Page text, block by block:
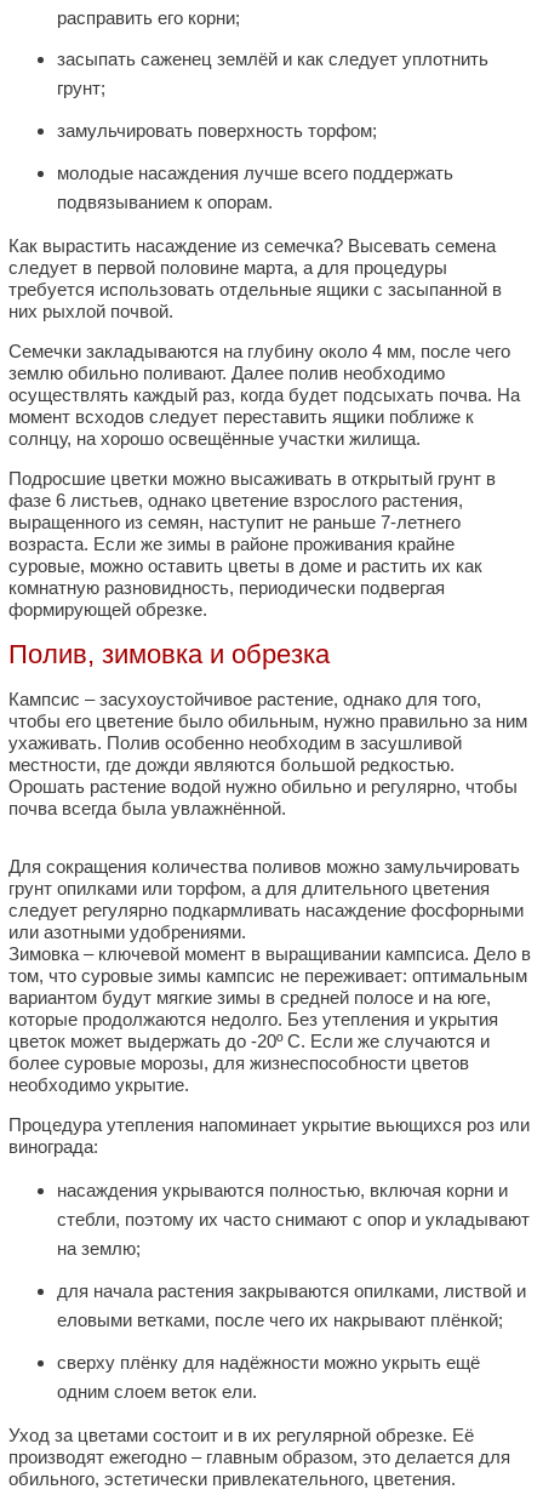
расправить его корни;
засыпать саженец землёй и как следует уплотнить
грунт;
замульчировать поверхность торфом;
молодые насаждения лучше всего поддержать
подвязыванием к опорам.
Как вырастить насаждение из семечка? Высевать семена
следует в первой половине марта, а для процедуры
требуется использовать отдельные ящики с засыпанной в
них рыхлой почвой.
Семечки закладываются на глубину около 4 мм, после чего
землю обильно поливают. Далее полив необходимо
осуществлять каждый раз, когда будет подсыхать почва. На
момент всходов следует переставить ящики поближе к
солнцу, на хорошо освещённые участки жилища.
Подросшие цветки можно высаживать в открытый грунт в
фазе 6 листьев, однако цветение взрослого растения,
выращенного из семян, наступит не раньше 7-летнего
возраста. Если же зимы в районе проживания крайне
суровые, можно оставить цветы в доме и растить их как
комнатную разновидность, периодически подвергая
формирующей обрезке.
Полив, зимовка и обрезка
Кампсис – засухоустойчивое растение, однако для того,
чтобы его цветение было обильным, нужно правильно за ним
ухаживать. Полив особенно необходим в засушливой
местности, где дожди являются большой редкостью.
Орошать растение водой нужно обильно и регулярно, чтобы
почва всегда была увлажнённой.
Для сокращения количества поливов можно замульчировать
грунт опилками или торфом, а для длительного цветения
следует регулярно подкармливать насаждение фосфорными
или азотными удобрениями.
Зимовка – ключевой момент в выращивании кампсиса. Дело в
том, что суровые зимы кампсис не переживает: оптимальным
вариантом будут мягкие зимы в средней полосе и на юге,
которые продолжаются недолго. Без утепления и укрытия
цветок может выдержать до -20º С. Если же случаются и
более суровые морозы, для жизнеспособности цветов
необходимо укрытие.
Процедура утепления напоминает укрытие вьющихся роз или
винограда:
насаждения укрываются полностью, включая корни и
стебли, поэтому их часто снимают с опор и укладывают
на землю;
для начала растения закрываются опилками, листвой и
еловыми ветками, после чего их накрывают плёнкой;
сверху плёнку для надёжности можно укрыть ещё
одним слоем веток ели.
Уход за цветами состоит и в их регулярной обрезке. Её
производят ежегодно – главным образом, это делается для
обильного, эстетически привлекательного, цветения.